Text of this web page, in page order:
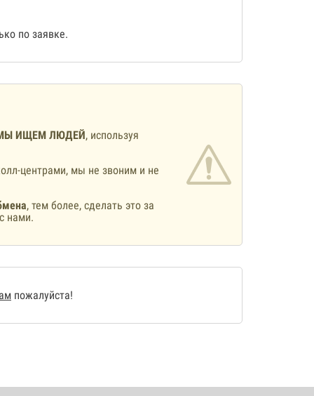
по заявке.
ИЩЕМ ЛЮДЕЙ, используя
центрами, мы не звоним и не
, тем более, сделать это за
нами.
пожалуйста!